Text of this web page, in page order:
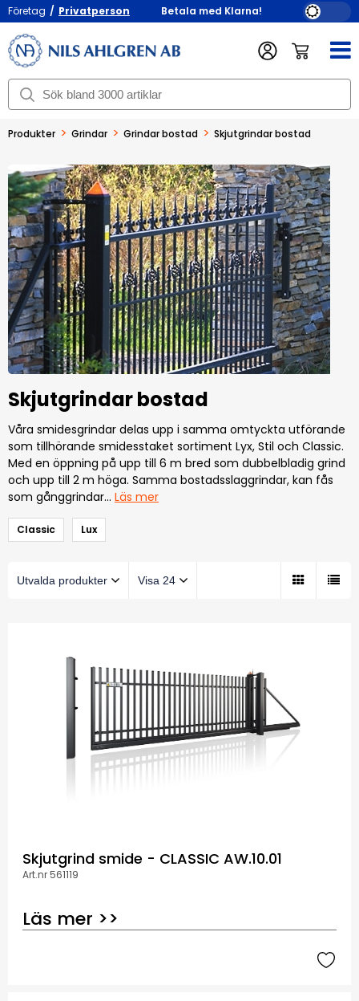
Företag / Privatperson Betala med Klarna!
Produkter > Grindar > Grindar bostad > Skjutgrindar bostad
Skjutgrindar bostad
Våra smidesgrindar delas upp i samma omtyckta utförande
som tillhörande smidesstaket sortiment Lyx, Stil och Classic.
Med en öppning på upp till 6 m bred som dubbelbladig grind
och upp till 2 m höga. Samma bostadsslaggrindar, kan fås
som gånggrindar… Läs mer
Classic Lux
Skjutgrind smide - CLASSIC AW.10.01
Art.nr 561119
Läs mer >>